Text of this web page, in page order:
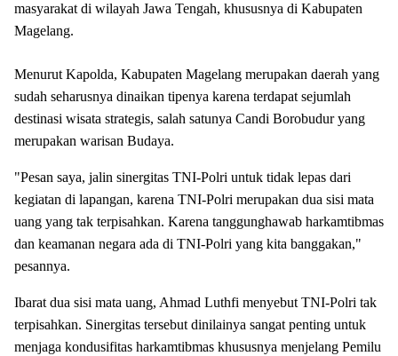
masyarakat di wilayah Jawa Tengah, khususnya di Kabupaten
Magelang.
Menurut Kapolda, Kabupaten Magelang merupakan daerah yang
sudah seharusnya dinaikan tipenya karena terdapat sejumlah
destinasi wisata strategis, salah satunya Candi Borobudur yang
merupakan warisan Budaya.
"Pesan saya, jalin sinergitas TNI-Polri untuk tidak lepas dari
kegiatan di lapangan, karena TNI-Polri merupakan dua sisi mata
uang yang tak terpisahkan. Karena tanggunghawab harkamtibmas
dan keamanan negara ada di TNI-Polri yang kita banggakan,"
pesannya.
Ibarat dua sisi mata uang, Ahmad Luthfi menyebut TNI-Polri tak
terpisahkan. Sinergitas tersebut dinilainya sangat penting untuk
menjaga kondusifitas harkamtibmas khususnya menjelang Pemilu